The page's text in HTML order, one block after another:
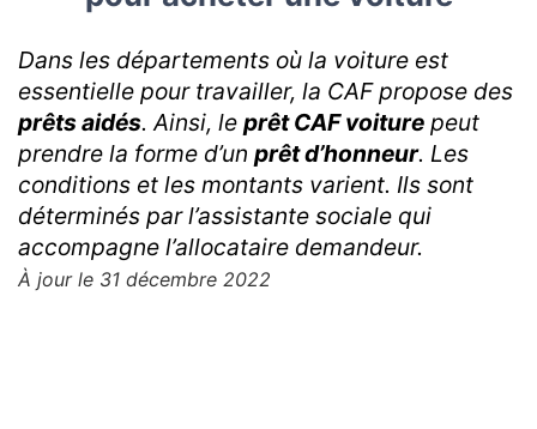
Solutions bancaires
Cartes bancaires gratuites
Que faire en cas de découvert
OCF : compte qui protège des abus bancaires
Comment se passer de la banque ?
Dans les départements où la voiture est
essentielle pour travailler, la CAF propose des
prêts aidés. Ainsi, le prêt CAF voiture peut
prendre la forme d’un prêt d’honneur. Les
conditions et les montants varient. Ils sont
déterminés par l’assistante sociale qui
accompagne l’allocataire demandeur.
À jour le 31 décembre 2022